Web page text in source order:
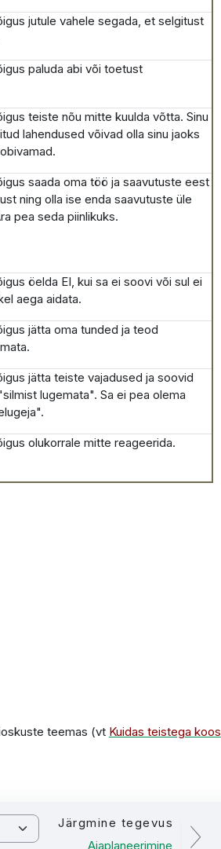
jutule vahele segada, et selgitust
paluda abi või toetust
teiste nõu mitte kuulda võtta. Sinu
lahendused võivad olla sinu jaoks
saada oma töö ja saavutuste eest
ning olla ise enda saavutuste üle
pea seda piinlikuks.
öelda EI, kui sa ei soovi või sul ei
aega aidata.
jätta oma tunded ja teod
jätta teiste vajadused ja soovid
lugemata". Sa ei pea olema
olukorrale mitte reageerida.
teemas (vt Kuidas teistega koos
Järgmine tegevus
Ajaplaneerimine